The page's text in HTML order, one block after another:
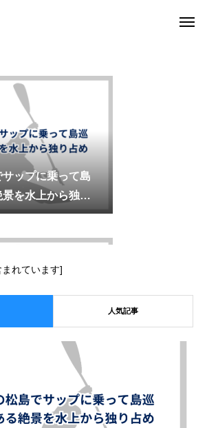
ップに乗って島
を水上から独り
の合図の意味を
に仲間と連携す
れています]
人気記事